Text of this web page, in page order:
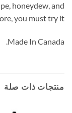
honeydew, and
you must try it.
Made In Canada.
منتجات ذات صلة